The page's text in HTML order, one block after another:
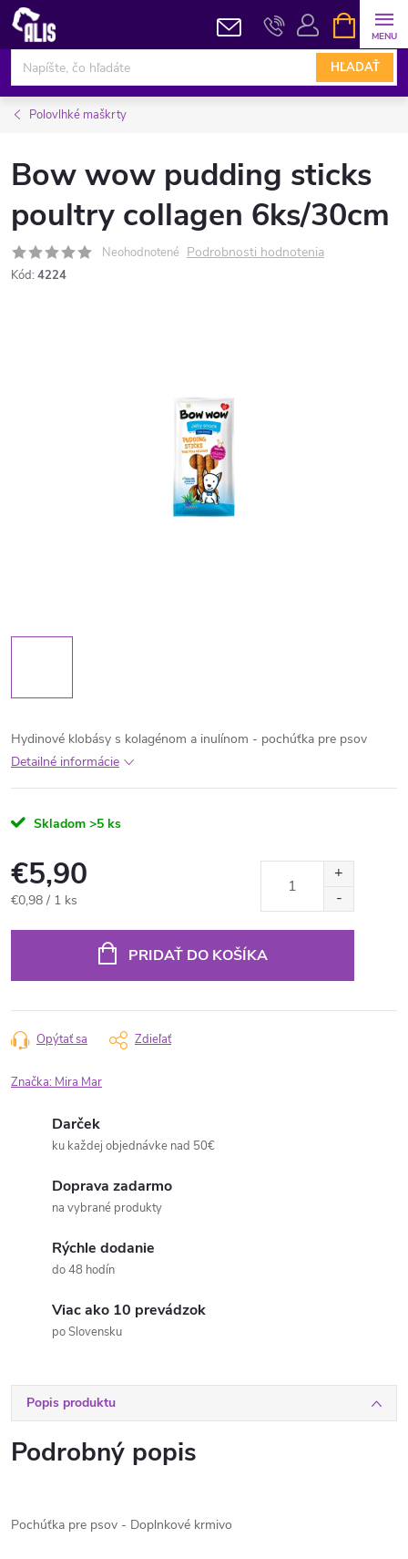
Prejsť
obsah
HĽADAŤ
KOŠÍK
Polovlhké maškrty
Bow wow pudding sticks
poultry collagen 6ks/30cm
Neohodnotené Podrobnosti hodnotenia
Kód: 4224
Hydinové klobásy s kolagénom a inulínom - pochúťka pre psov
Detailné informácie
Skladom >5 ks
€5,90
Jednotková
€0,98 / 1 ks
PRIDAŤ DO KOŠÍKA
Opýtať sa Zdieľať
Značka: Mira Mar
Darček
ku každej objednávke nad 50€
Doprava zadarmo
na vybrané produkty
Rýchle dodanie
do 48 hodín
Viac ako 10 prevádzok
po Slovensku
Popis produktu
Podrobný popis
Pochúťka pre psov - Doplnkové krmivo